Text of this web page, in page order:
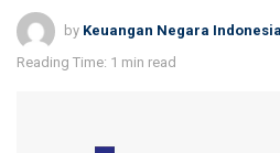
by Keuangan Negara Indonesia
Reading Time: 1 min read